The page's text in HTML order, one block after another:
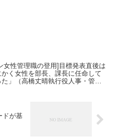
女性管理職の登用]目標発表直後は
かく女性を部長、課長に任命して
た」（高橋丈晴執行役人事・管理
ドが基